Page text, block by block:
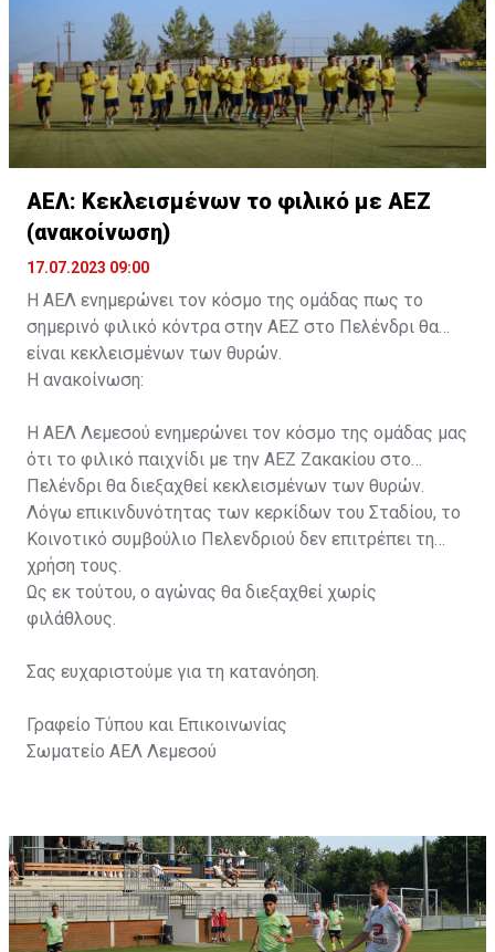
ΑΕΛ: Κεκλεισμένων το φιλικό με ΑΕΖ
(ανακοίνωση)
17.07.2023 09:00
Η ΑΕΛ ενημερώνει τον κόσμο της ομάδας πως το
σημερινό φιλικό κόντρα στην ΑΕΖ στο Πελένδρι θα
είναι κεκλεισμένων των θυρών.
Η ανακοίνωση:
Η ΑΕΛ Λεμεσού ενημερώνει τον κόσμο της ομάδας μας
ότι το φιλικό παιχνίδι με την ΑΕΖ Ζακακίου στο
Πελένδρι θα διεξαχθεί κεκλεισμένων των θυρών.
Λόγω επικινδυνότητας των κερκίδων του Σταδίου, το
Κοινοτικό συμβούλιο Πελενδριού δεν επιτρέπει τη
χρήση τους.
Ως εκ τούτου, ο αγώνας θα διεξαχθεί χωρίς
φιλάθλους.
Σας ευχαριστούμε για τη κατανόηση.
Γραφείο Τύπου και Επικοινωνίας
Σωματείο ΑΕΛ Λεμεσού